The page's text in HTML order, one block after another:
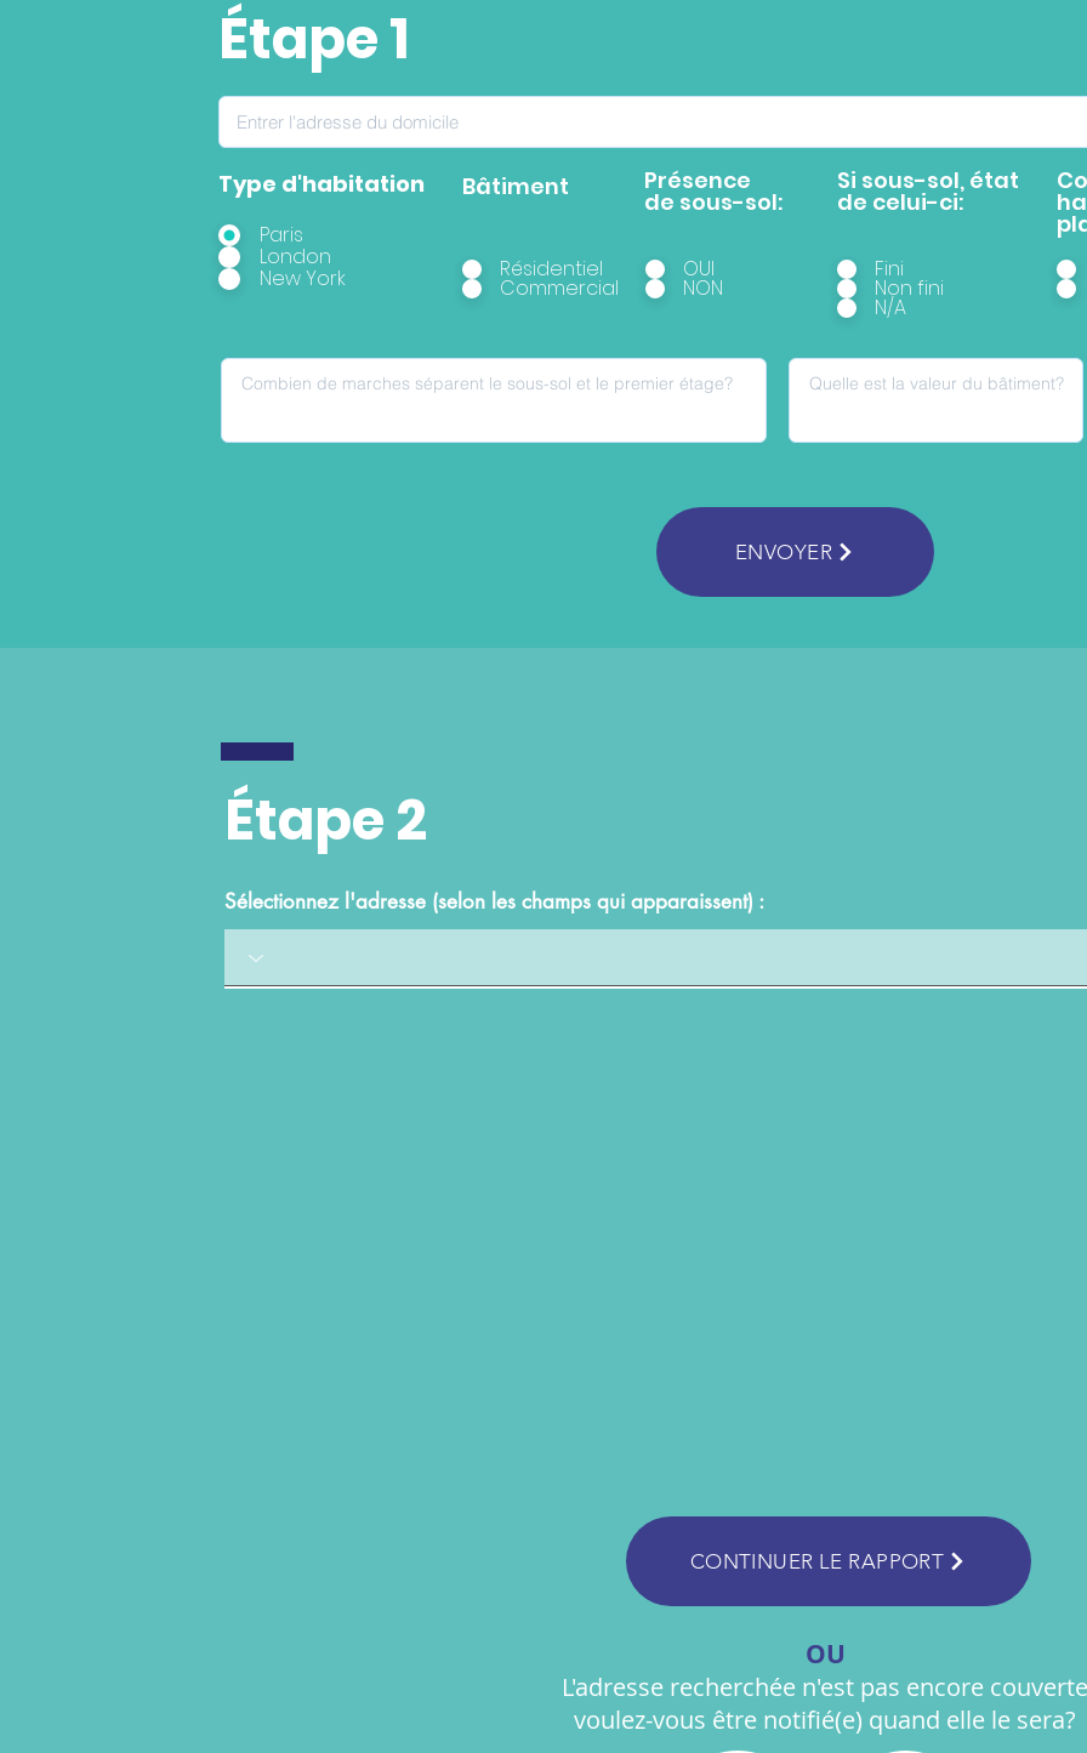
Étape 1
Type d'habitation
Paris
London
New York
Bâtiment Présence
de sous-sol:
Si sous-sol, état
de celui-ci:
Résidentiel
Commercial
OUI
NON
Fini
Non fini
N/A
ENVOYER
Étape 2
Sélectionnez l'adresse (selon les champs qui apparaissent) :
CONTINUER LE RAPPORT
OU
L'adresse recherchée n'est pas encore
voulez-vous être notifié(e) quand elle le sera?